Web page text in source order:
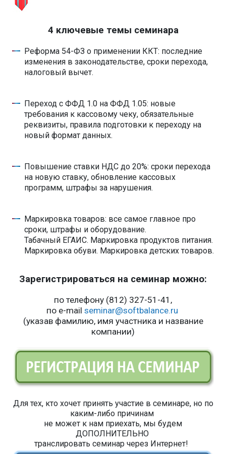
4 ключевые темы семинара
Реформа 54-ФЗ о применении ККТ: последние
изменения в законодательстве, сроки перехода,
налоговый вычет.
Переход с ФФД 1.0 на ФФД 1.05: новые
требования к кассовому чеку, обязательные
реквизиты, правила подготовки к переходу на
новый формат данных.
Повышение ставки НДС до 20%: сроки перехода
на новую ставку, обновление кассовых
программ, штрафы за нарушения.
Маркировка товаров: все самое главное про
сроки, штрафы и оборудование.
Табачный ЕГАИС. Маркировка продуктов питания.
Маркировка обуви. Маркировка детских товаров.
Зарегистрироваться на семинар можно:
по телефону (812) 327-51-41,
по e-mail seminar@softbalance.ru
(указав фамилию, имя участника и название
компании)
Для тех, кто хочет принять участие в семинаре, но по
каким-либо причинам
не может к нам приехать, мы будем
ДОПОЛНИТЕЛЬНО
транслировать семинар через Интернет!